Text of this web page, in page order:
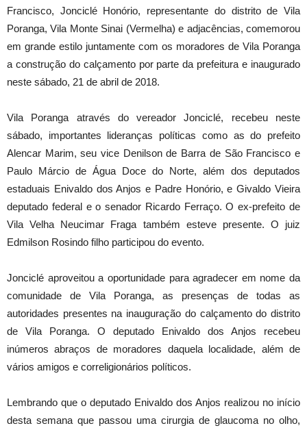
Francisco, Jonciclé Honório, representante do distrito de Vila
Poranga, Vila Monte Sinai (Vermelha) e adjacências, comemorou
em grande estilo juntamente com os moradores de Vila Poranga
a construção do calçamento por parte da prefeitura e inaugurado
neste sábado, 21 de abril de 2018.
Vila Poranga através do vereador Jonciclé, recebeu neste
sábado, importantes lideranças políticas como as do prefeito
Alencar Marim, seu vice Denilson de Barra de São Francisco e
Paulo Márcio de Água Doce do Norte, além dos deputados
estaduais Enivaldo dos Anjos e Padre Honório, e Givaldo Vieira
deputado federal e o senador Ricardo Ferraço. O ex-prefeito de
Vila Velha Neucimar Fraga também esteve presente. O juiz
Edmilson Rosindo filho participou do evento.
Jonciclé aproveitou a oportunidade para agradecer em nome da
comunidade de Vila Poranga, as presenças de todas as
autoridades presentes na inauguração do calçamento do distrito
de Vila Poranga. O deputado Enivaldo dos Anjos recebeu
inúmeros abraços de moradores daquela localidade, além de
vários amigos e correligionários políticos.
Lembrando que o deputado Enivaldo dos Anjos realizou no início
desta semana que passou uma cirurgia de glaucoma no olho,